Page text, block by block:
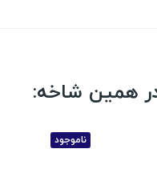
ناموجود